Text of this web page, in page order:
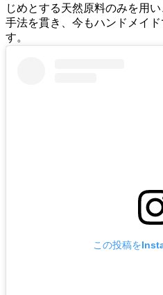
じめとする天然原料のみを用
手法を貫き、今もハンドメイ
す。
この投稿を